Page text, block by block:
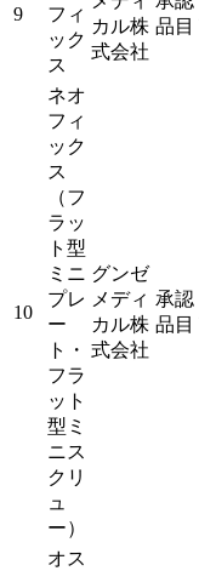
9
フィ
ック
ス
カル株
式会社
品目
10
ネオ
フィ
ック
ス
（フ
ラッ
ト型
ミニ
プレ
ー
ト・
フラ
ット
型ミ
ニス
クリ
ュ
ー）
グンゼ
メディ
カル株
式会社
承認
品目
オス